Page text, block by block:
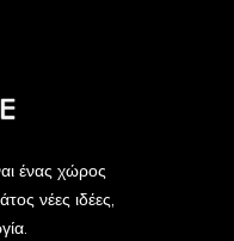
ένας χώρος
νέες ιδέες,